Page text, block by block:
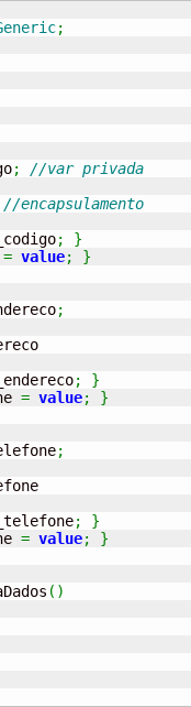
;
;
//var privada
//encapsulamento
;
}
= value;
}
;
;
}
= value;
}
;
;
}
= value;
}
( )